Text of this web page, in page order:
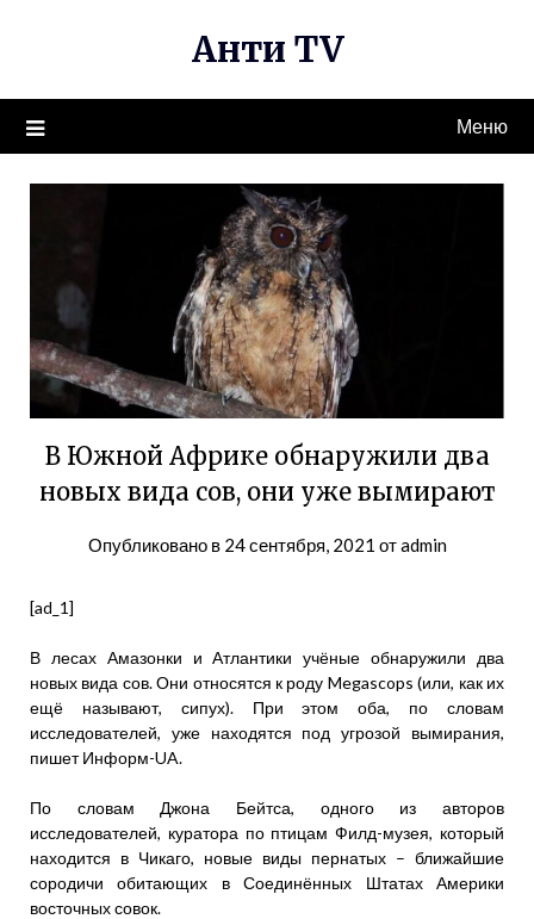
Анти TV
Меню
В Южной Африке обнаружили два
новых вида сов, они уже вымирают
Опубликовано в 24 сентября, 2021 отadmin
[ad_1]
В лесах Амазонки и Атлантики учёные обнаружили два
новых вида сов. Они относятся к роду Megascops (или, как их
ещё называют, сипух). При этом оба, по словам
исследователей, уже находятся под угрозой вымирания,
пишет Информ-UA.
По словам Джона Бейтса, одного из авторов
исследователей, куратора по птицам Филд-музея, который
находится в Чикаго, новые виды пернатых – ближайшие
сородичи обитающих в Соединённых Штатах Америки
восточных совок.